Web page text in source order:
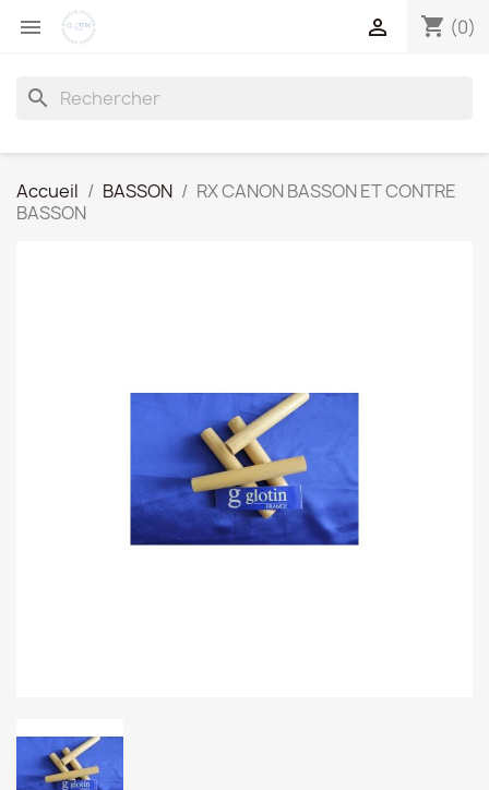
 shopping_cart (0)

search
Accueil BASSON
RX CANON BASSON ET CONTRE
BASSON